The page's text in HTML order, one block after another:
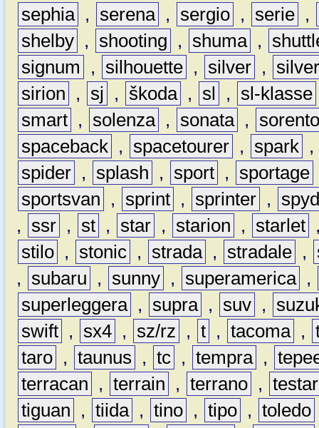
sephia , serena , sergio , serie ,
shelby , shooting , shuma ,
signum
, silhouette , silver ,
sirion
, sj , škoda , sl , sl-klasse
smart , solenza , sonata ,
spaceback , spacetourer , spark ,
spider , splash , sport , sportage
sportsvan
, sprint , sprinter ,
,
ssr , st , star , starion , starlet
stilo , stonic , strada , stradale ,
,
subaru , sunny , superamerica ,
superleggera , supra , suv ,
swift , sx4 , sz/rz , t , tacoma ,
taro , taunus , tc , tempra ,
terracan
, terrain , terrano ,
tiguan
, tiida , tino , tipo , toledo